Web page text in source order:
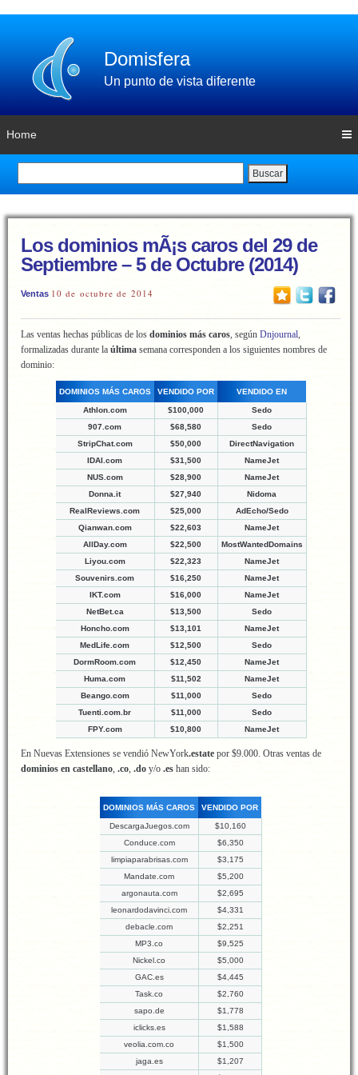
Domisfera
Un punto de vista diferente
Home
Buscar
Los dominios mÃ¡s caros del 29 de
Septiembre – 5 de Octubre (2014)
Ventas 10 de octubre de 2014
Las ventas hechas públicas de los dominios más caros, según Dnjournal,
formalizadas durante la última semana corresponden a los siguientes nombres de
dominio:
DOMINIOS MÁS CAROS VENDIDO POR VENDIDO EN
Athlon.com $100,000
Sedo
907.com
$68,580
Sedo
StripChat.com
$50,000
DirectNavigation
IDAI.com
$31,500
NameJet
NUS.com
$28,900
NameJet
Donna.it
$27,940
Nidoma
RealReviews.com
$25,000
AdEcho/Sedo
Qianwan.com
$22,603
NameJet
AllDay.com
$22,500
MostWantedDomains
Liyou.com
$22,323
NameJet
Souvenirs.com
$16,250
NameJet
IKT.com
$16,000
NameJet
NetBet.ca
$13,500
Sedo
Honcho.com
$13,101
NameJet
MedLife.com
$12,500
Sedo
DormRoom.com
$12,450
NameJet
Huma.com
$11,502
NameJet
Beango.com
$11,000
Sedo
Tuenti.com.br
$11,000
Sedo
FPY.com
$10,800 NameJet
En Nuevas Extensiones se vendió NewYork.estate por $9.000. Otras ventas de
dominios en castellano, .co, .do y/o .es han sido:
DOMINIOS MÁS CAROS VENDIDO POR
DescargaJuegos.com
$10,160
Conduce.com
$6,350
limpiaparabrisas.com
$3,175
Mandate.com
$5,200
argonauta.com
$2,695
leonardodavinci.com
$4,331
debacle.com
$2,251
MP3.co
$9,525
Nickel.co
$5,000
GAC.es
$4,445
Task.co
$2,760
sapo.de
$1,778
iclicks.es
$1,588
veolia.com.co
$1,500
jaga.es
$1,207